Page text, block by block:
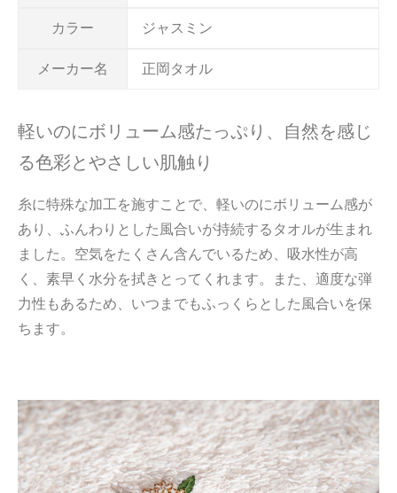
カラー ジャスミン
メーカー名 正岡タオル
軽いのにボリューム感たっぷり、自然を感じ
る色彩とやさしい肌触り
糸に特殊な加工を施すことで、軽いのにボリューム感が
あり、ふんわりとした風合いが持続するタオルが生まれ
ました。空気をたくさん含んでいるため、吸水性が高
く、素早く水分を拭きとってくれます。また、適度な弾
力性もあるため、いつまでもふっくらとした風合いを保
ちます。